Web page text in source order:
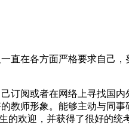
直在各方面严格要求自己，
订阅或者在网络上寻找国
教师形象。能够主动与同
的欢迎，并获得了很好的统